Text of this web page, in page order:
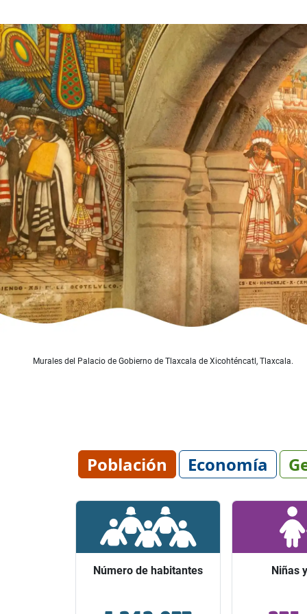
Murales del Palacio de Gobierno de Tlaxcala de Xicohténcatl, Tlaxcala.
Población Economía
Número de habitantes
Número de habitantes Niñas
Niñas